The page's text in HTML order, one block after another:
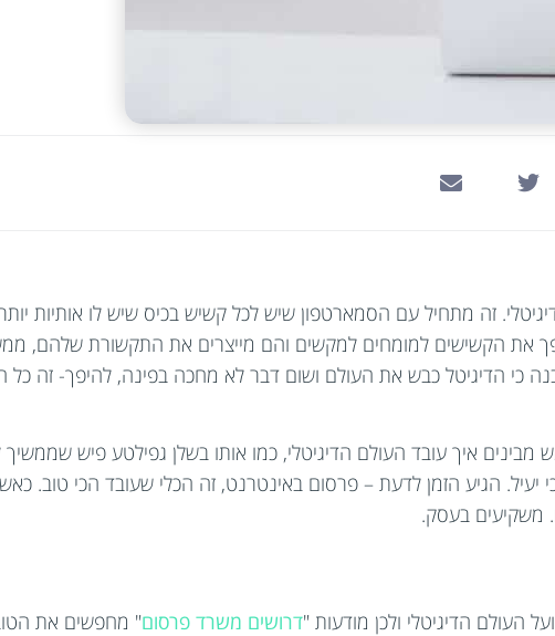
זה מתחיל עם הסמארטפון שיש לכל קשיש בכיס שיש לו אותיות
צלצול כמו בפעמון של מוכר הנפט בשנות ה-60. הדיגיטל הפך את הקשישים למומחים למקשים והם מייצרים את התקשורת
כי הדיגיטל כבש את העולם ושום דבר לא מחכה בפינה, להיפך- זה כל
איך עובד העולם הדיגיטלי, כמו אותו בשלן גפילטע פיש
ב-50 עותקים וחושב שזה הפרסום הכי יעיל. הגיע הזמן לדעת – פרסום באינטרנט, זה הכלי שעובד הכי
משקיעים בעסק.
העולם הדיגיטלי ולכן מודעות "דרושים משרד פרסום" מחפשים את